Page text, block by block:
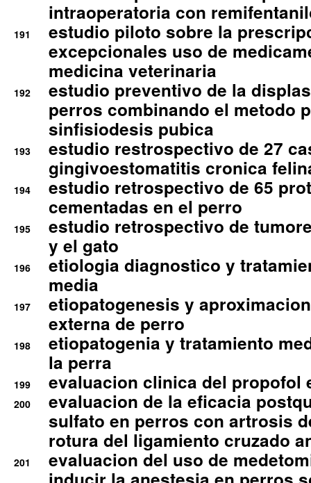
intraoperatoria con
191
estudio piloto sobre la
excepcionales uso de
medicina veterinaria
192
estudio preventivo de la
perros combinando el metodo
sinfisiodesis pubica
193
estudio restrospectivo de 27
gingivoestomatitis cronica
194
estudio retrospectivo de 65
cementadas en el perro
195
estudio retrospectivo de
y el gato
196
etiologia diagnostico y
media
197
etiopatogenesis y
externa de perro
198
etiopatogenia y tratamiento
la perra
199 evaluacion clinica del propofol
200
evaluacion de la eficacia
sulfato en perros con artrosis
rotura del ligamiento cruzado
201
evaluacion del uso de